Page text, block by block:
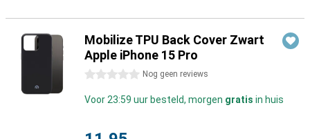
Mobilize TPU Back Cover Zwart
Apple iPhone 15 Pro
0 sterren Nog geen reviews
Voor 23:59 uur besteld, morgen gratis in huis